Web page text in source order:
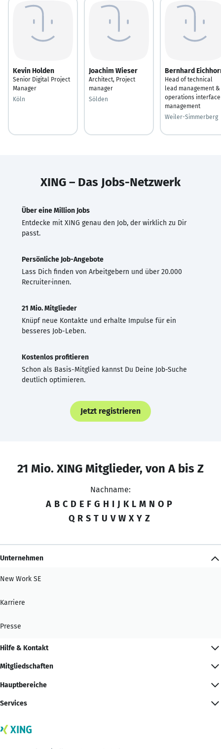
Kevin Holden
Senior Digital Project
Manager
Köln
Joachim Wieser
Architect, Project
manager
Sölden
Bernhard
Head of technical
lead management &
operations interface
management
Weiler-Simmerberg
XING – Das Jobs-Netzwerk
Über eine Million Jobs
Entdecke mit XING genau den Job, der wirklich zu Dir
passt.
Persönliche Job-Angebote
Lass Dich finden von Arbeitgebern und über 20.000
Recruiter·innen.
21 Mio. Mitglieder
Knüpf neue Kontakte und erhalte Impulse für ein
besseres Job-Leben.
Kostenlos profitieren
Schon als Basis-Mitglied kannst Du Deine Job-Suche
deutlich optimieren.
Jetzt registrieren
21 Mio. XING Mitglieder, von A bis Z
Nachname:
A B C D E F G H I J K L M N O P
Q R S T U V W X Y Z
Unternehmen
New Work SE
Karriere
Presse
Hilfe & Kontakt
Mitgliedschaften
Hauptbereiche
Services